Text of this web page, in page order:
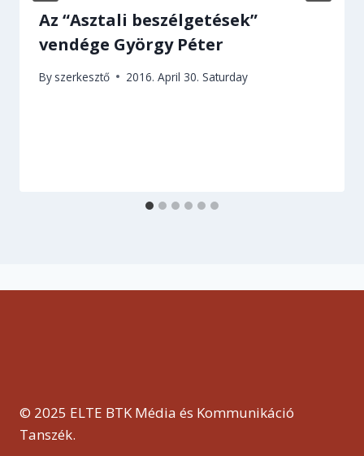
Az “Asztali beszélgetések”
vendége György Péter
By szerkesztő 2016. April 30. Saturday
© 2025 ELTE BTK Média és Kommunikáció
Tanszék.